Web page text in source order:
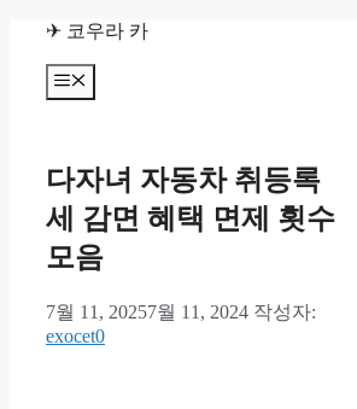
✈ 코우라 카
메
뉴
다자녀 자동차 취등록
세 감면 혜택 면제 횟수
모음
7월 11, 20257월 11, 2024 작성자:
exocet0